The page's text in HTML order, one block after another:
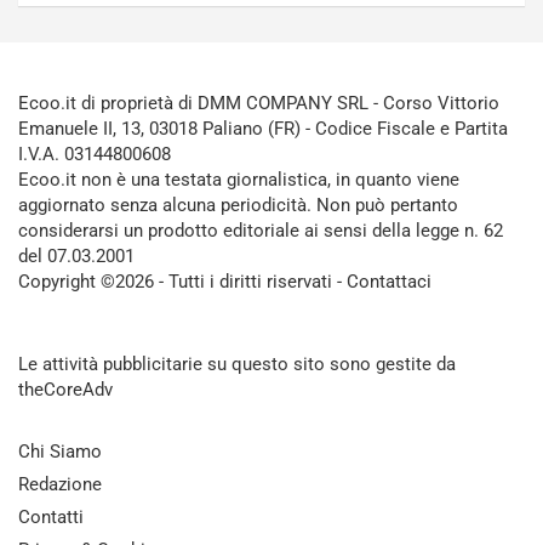
Ecoo.it di proprietà di DMM COMPANY SRL - Corso Vittorio
Emanuele II, 13, 03018 Paliano (FR) - Codice Fiscale e Partita
I.V.A. 03144800608
Ecoo.it non è una testata giornalistica, in quanto viene
aggiornato senza alcuna periodicità. Non può pertanto
considerarsi un prodotto editoriale ai sensi della legge n. 62
del 07.03.2001
Copyright ©2026 - Tutti i diritti riservati - Contattaci
Le attività pubblicitarie su questo sito sono gestite da
theCoreAdv
Chi Siamo
Redazione
Contatti